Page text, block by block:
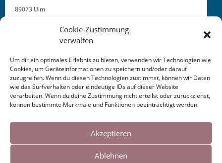
Cookies helfen uns bei der Bereitstellung
unserer Inhalte und Dienste. Durch die
weitere Nutzung der Webseite stimmen Sie
der Verwendung von Cookies zu.
Cookie-Zustimmung
verwalten
Um dir ein optimales Erlebnis zu bieten, verwenden wir Technologien wie
Cookies, um Geräteinformationen zu speichern und/oder darauf
zuzugreifen. Wenn du diesen Technologien zustimmst, können wir Daten
wie das Surfverhalten oder eindeutige IDs auf dieser Website
verarbeiten. Wenn du deine Zustimmung nicht erteilst oder zurückziehst,
können bestimmte Merkmale und Funktionen beeinträchtigt werden.
Akzeptieren
Ablehnen
89073 Ulm
This entry was posted inKALENDER. Bookmark the
permalink.
Lesung Wuppertal 2015
Haltestelle…” 2015→